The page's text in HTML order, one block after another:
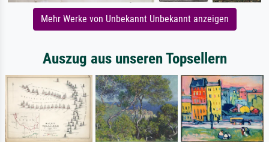
Mehr Werke von Unbekannt Unbekannt anzeigen
Auszug aus unseren Topsellern